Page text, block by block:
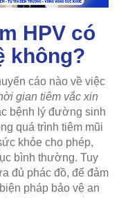
HPV có
không?
cáo nào về việc
gian tiêm vắc xin
bệnh lý đường sinh
quá trình tiêm mũi
khỏe cho phép,
bình thường. Tuy
đủ phác đồ, để đảm
pháp bảo vệ an